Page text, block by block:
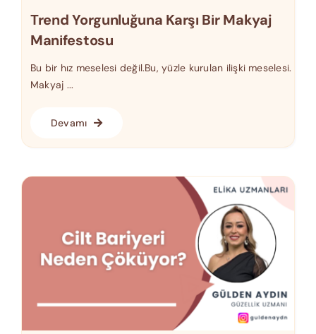
Trend Yorgunluğuna Karşı Bir Makyaj
Manifestosu
Bu bir hız meselesi değil.Bu, yüzle kurulan ilişki meselesi.
Makyaj ...
Devamı